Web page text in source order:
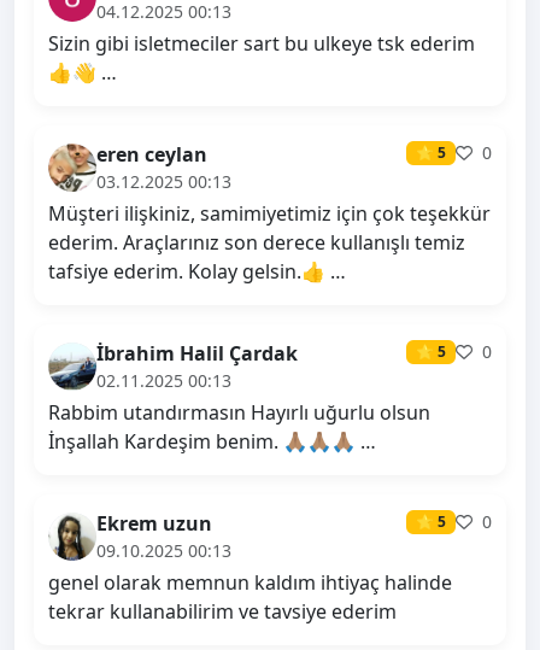
04.12.2025 00:13
Sizin gibi isletmeciler sart bu ulkeye tsk ederim
👍👋 …
eren ceylan ⭐ 5
0
03.12.2025 00:13
Müşteri ilişkiniz, samimiyetimiz için çok teşekkür
ederim. Araçlarınız son derece kullanışlı temiz
tafsiye ederim. Kolay gelsin.👍 …
İbrahim Halil Çardak ⭐ 5
0
02.11.2025 00:13
Rabbim utandırmasın Hayırlı uğurlu olsun
İnşallah Kardeşim benim. 🙏🏽🙏🏽🙏🏽 …
Ekrem uzun ⭐ 5
0
09.10.2025 00:13
genel olarak memnun kaldım ihtiyaç halinde
tekrar kullanabilirim ve tavsiye ederim